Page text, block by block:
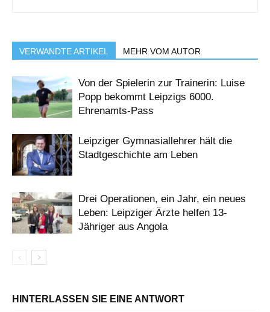
VERWANDTE ARTIKEL MEHR VOM AUTOR
Von der Spielerin zur Trainerin: Luise
Popp bekommt Leipzigs 6000.
Ehrenamts-Pass
Leipziger Gymnasiallehrer hält die
Stadtgeschichte am Leben
Drei Operationen, ein Jahr, ein neues
Leben: Leipziger Ärzte helfen 13-
Jähriger aus Angola
HINTERLASSEN SIE EINE ANTWORT